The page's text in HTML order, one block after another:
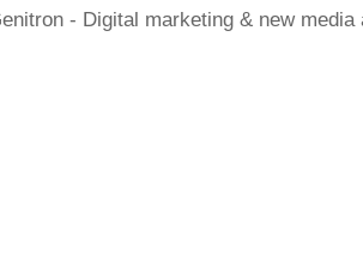
- Digital marketing & new media